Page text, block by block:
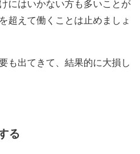
にはいかない方も多いことが
超えて働くことは止めましょ
も出てきて、結果的に大損し
る